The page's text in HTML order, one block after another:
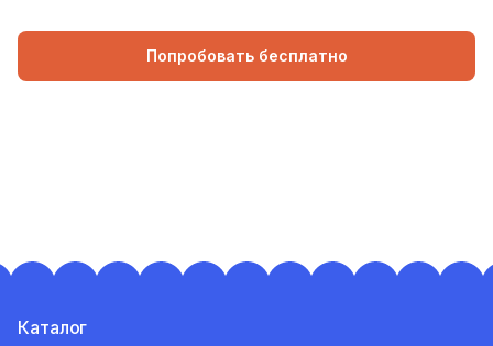
Попробовать бесплатно
Каталог